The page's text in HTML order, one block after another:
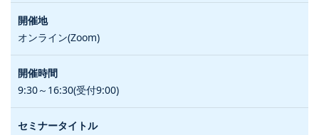
オンライン(Zoom)
9:30～16:30(受付9:00)